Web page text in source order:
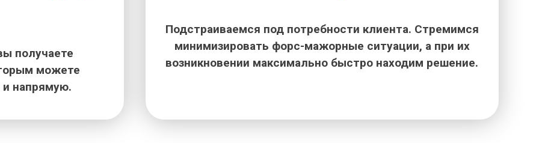
получаете
можете
и напрямую.
Подстраиваемся под потребности клиента. Стремимся
минимизировать форс-мажорные ситуации, а при их
возникновении максимально быстро находим решение.